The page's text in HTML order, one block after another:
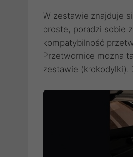
W zestawie znajduje
proste, poradzi sobie
kompatybilność
Przetwornice można
zestawie (krokodylki).